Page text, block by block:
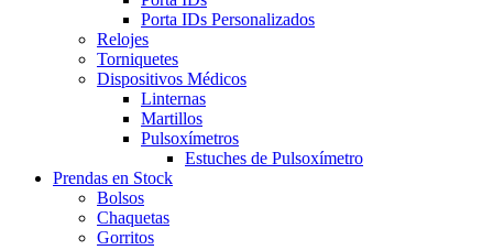
Porta IDs Personalizados
Relojes
Torniquetes
Dispositivos Médicos
Linternas
Martillos
Pulsoxímetros
Estuches de Pulsoxímetro
Prendas en Stock
Bolsos
Chaquetas
Gorritos